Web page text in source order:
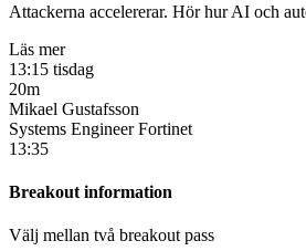
Attackerna accelererar. Hör hur AI och
Läs mer
13:15 tisdag
20m
Mikael Gustafsson
Systems Engineer Fortinet
13:35
Breakout information
Välj mellan två breakout pass